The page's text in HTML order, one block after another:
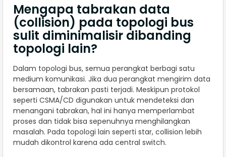
Mengapa tabrakan data
(collision) pada topologi bus
sulit diminimalisir dibanding
topologi lain?
Dalam topologi bus, semua perangkat berbagi satu
medium komunikasi. Jika dua perangkat mengirim data
bersamaan, tabrakan pasti terjadi. Meskipun protokol
seperti CSMA/CD digunakan untuk mendeteksi dan
menangani tabrakan, hal ini hanya memperlambat
proses dan tidak bisa sepenuhnya menghilangkan
masalah. Pada topologi lain seperti star, collision lebih
mudah dikontrol karena ada central switch.